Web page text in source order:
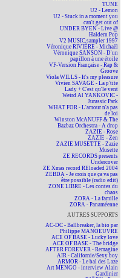
TUNE
U2 - Lemon
U2 - Stuck in a moment you
can't get out of
UNDER BYEN - Live @
Haldern Pop
V2 MUSIC sampler 1997
Véronique RIVIÈRE - Michaël
Véronique SANSON - D'un
papillon à une étoile
VF-Version Française - Rap &
Groove
Viola WILLS - It's my pleasure
Vivien SAVAGE - La p'tite
Lady + C'est qu'le vent
Weird Al YANKOVIC -
Jurassic Park
WHAT FOR - L'amour n'a pas
de loi
Winston McANUFF & The
Bazbaz Orchestra - A drop
ZAZIE - Rose
ZAZIE - Zen
ZAZIE MUSETTE - Zazie
Musette
ZE RECORDS presents
Undercover
ZE Xmas record REloaded 2004
ZEBDA - Je crois que ça va pas
être possible (radio edit)
ZONE LIBRE - Les contes du
chaos
ZORA - La famille
ZORA - Panaméenne
AUTRES SUPPORTS
AC-DC - Ballbreaker, la bio par
Philippe MANOEUVRE
ACE OF BASE - Lucky love
ACE OF BASE - The bridge
AFTER FOREVER - Remagine
AIR - Californie/Sexy boy
ARMOR - Le bal des Laze
Art MENGO - interview Alain
Gardinier